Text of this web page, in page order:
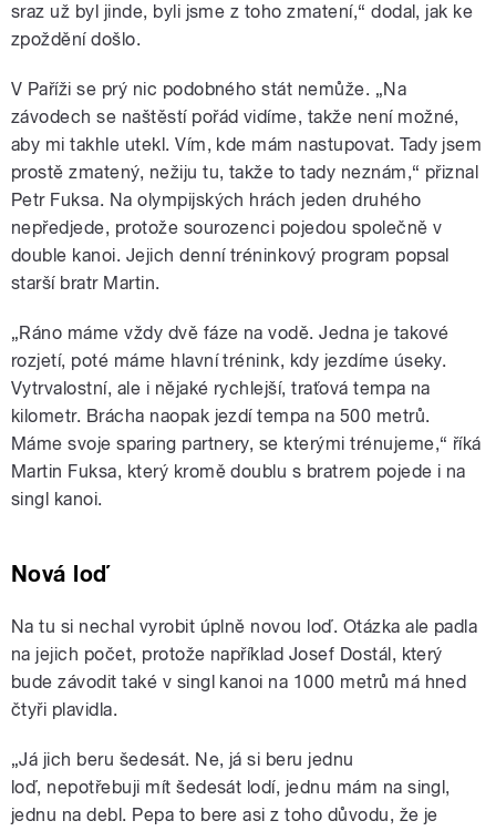
sraz už byl jinde, byli jsme z toho zmatení,“dodal, jak ke
zpoždění došlo.
V Paříži se prý nic podobného stát nemůže. „Na
závodech se naštěstí pořád vidíme, takže není možné,
aby mi takhle utekl. Vím, kde mám nastupovat. Tady jsem
prostě zmatený, nežiju tu, takže to tady neznám,“ přiznal
Petr Fuksa. Na olympijských hrách jeden druhého
nepředjede, protože sourozenci pojedou společně v
double kanoi. Jejich denní tréninkový program popsal
starší bratr Martin.
„Ráno máme vždy dvě fáze na vodě. Jedna je takové
rozjetí, poté máme hlavní trénink, kdy jezdíme úseky.
Vytrvalostní, ale i nějaké rychlejší, traťová tempa na
kilometr. Brácha naopak jezdí tempa na 500 metrů.
Máme svoje sparing partnery, se kterými trénujeme,“ říká
Martin Fuksa, který kromě doublu s bratrem pojede i na
singl kanoi.
Nová loď
Na tu si nechal vyrobit úplně novou loď. Otázka ale padla
na jejich počet, protože například Josef Dostál, který
bude závodit také v singl kanoi na 1000 metrů má hned
čtyři plavidla.
„Já jich beru šedesát. Ne, já si beru jednu
loď, nepotřebuji mít šedesát lodí, jednu mám na singl,
jednu na debl. Pepa to bere asi z toho důvodu, že je